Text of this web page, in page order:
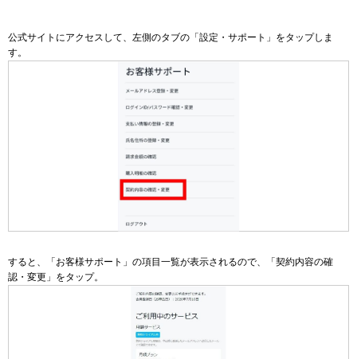
公式サイトにアクセスして、左側のタブの「設定・サポート」をタップしま
す。
すると、「お客様サポート」の項目一覧が表示されるので、「契約内容の確
認・変更」をタップ。